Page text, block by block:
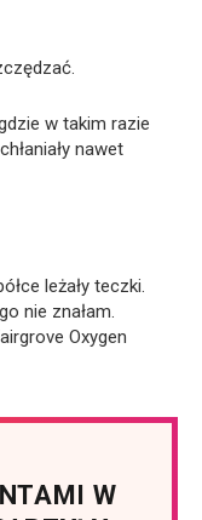
w takim razie
nawet
leżały teczki.
nie znałam.
Oxygen
W